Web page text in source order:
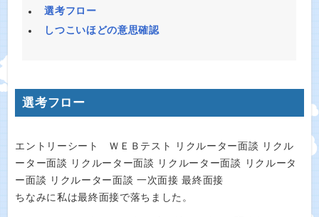
選考フロー
しつこいほどの意思確認
選考フロー
エントリーシート ＷＥＢテスト リクルーター面談 リクル
ーター面談 リクルーター面談 リクルーター面談 リクルータ
ー面談 リクルーター面談 一次面接 最終面接
ちなみに私は最終面接で落ちました。